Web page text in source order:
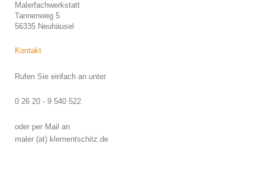
Malerfachwerkstatt
Tannenweg 5
56335 Neuhäusel
Kontakt
Rufen Sie einfach an unter
0 26 20 - 9 540 522
oder per Mail an
maler (at) klementschitz.de